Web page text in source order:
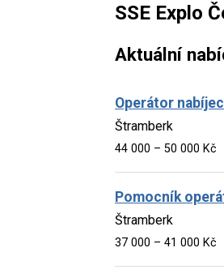
SSE Explo
Aktuální
Operátor
Štramberk
44 000 – 50 000 Kč
Pomocník
Štramberk
37 000 – 41 000 Kč